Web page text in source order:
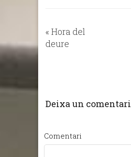
« Hora del
deure
Deixa un comentari
Comentari